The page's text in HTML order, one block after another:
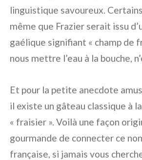
linguistique savoureux.
même que Frazier serait issu
gaélique signifiant « champ de
nous mettre l’eau à la bouche,
Et pour la petite anecdote
il existe un gâteau classique à
« fraisier ». Voilà une façon
gourmande de connecter ce
française, si jamais vous